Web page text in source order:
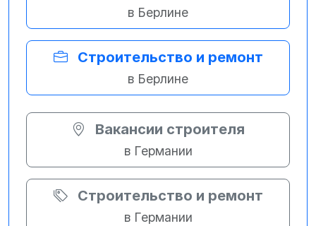
в Берлине
Строительство и ремонт
в Берлине
Вакансии строителя
в Германии
Строительство и ремонт
в Германии